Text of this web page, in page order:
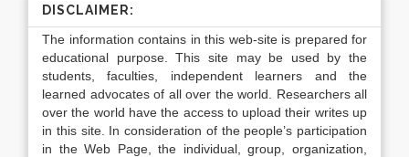
DISCLAIMER:
The information contains in this web-site is prepared for
educational purpose. This site may be used by the
students, faculties, independent learners and the
learned advocates of all over the world. Researchers all
over the world have the access to upload their writes up
in this site. In consideration of the people’s participation
in the Web Page, the individual, group, organization,